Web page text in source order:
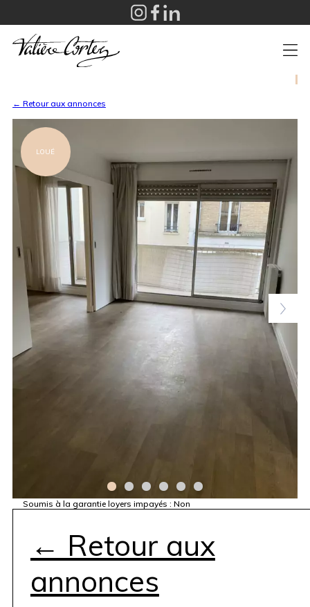
← Retour aux annonces
LOUÉ
Soumis à la garantie loyers impayés : Non
← Retour aux
annonces